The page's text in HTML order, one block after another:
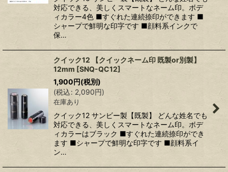
対応できる、美しくスマートなネーム印。ボデ
ィカラー4色 ■すぐれた連続捺印ができます ■
シャープで鮮明な印字です ■顔料系インクで
保…
クイック12 【クイックネーム印 既製or別製】
12mm [SNQ-QC12]
1,900円(税別)
(税込: 2,090円)
在庫あり
クイック12 サンビー製【既製】 どんな姓名でも
対応できる、美しくスマートなネーム印。ボデ
ィカラーはブラック ■すぐれた連続捺印ができ
ます ■シャープで鮮明な印字です ■顔料系イ
ン…